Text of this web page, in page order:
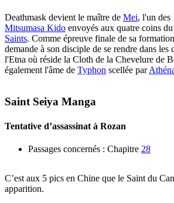
Deathmask devient le maître de Mei, l'un des
Mitsumasa Kido envoyés aux quatre coins
Saints. Comme épreuve finale de sa
demande à son disciple de se rendre dans les
l'Etna où réside la Cloth de la Chevelure de
également l'âme de Typhon scellée par
Saint Seiya Manga
Tentative d’assassinat à Rozan
Passages concernés : Chapitre 28
C’est aux 5 pics en Chine que le Saint du
apparition.